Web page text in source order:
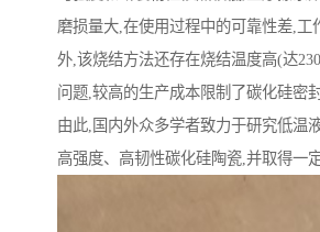
磨损量大,在使用过程中的可靠性差,工
外,该烧结方法还存在烧结温度高(达
问题,较高的生产成本限制了碳化硅密
由此,国内外众多学者致力于研究低温
高强度、高韧性碳化硅陶瓷,并取得一